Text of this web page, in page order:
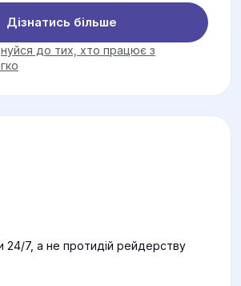
Дізнатись більше
до тих, хто працює з
24/7, а не протидій рейдерству